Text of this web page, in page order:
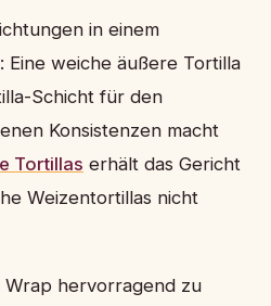
in einem
Eine weiche äußere Tortilla
Schicht für den
Konsistenzen macht
Tortillas erhält das Gericht
Weizentortillas nicht
Wrap hervorragend zu